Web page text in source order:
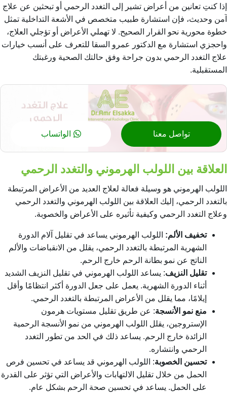
إذا كنتِ تعانين من أعراض تشير إلى التغدد الرحمي أو تبحثين عن علاج
آمن وحديث، فإن استشارة طبيب متخصص في الأشعة التداخلية تمثل
خطوة محورية نحو القرار الصحيح. لا تهملي الأعراض أو تؤجلي العلاج،
واحجزي استشارة مع الدكتور عمرو السقا للتعرف على أنسب خيارات
علاج التغدد الرحمي بدون جراحة وفق حالتك الصحية ورغبتك
المستقبلية.
تواصل معنا الواتساب
العلاقة بين اللولب الهرموني والتغدد الرحمي
اللولب الهرموني هو وسيلة فعالة لعلاج العديد من الأعراض المرتبطة
بالتغدد الرحمي، إليك العلاقة بين اللولب الهرموني والتغدد الرحمي
وعلاج التغدد الرحمي وكيفية تأثيره على الأعراض والخصوبة.
تخفيف الألم: اللولب الهرموني يساعد في تقليل آلام الدورة
الشهرية المرتبطة بالتغدد الرحمي، يقلل من الانقباضات والألم
الناتج عن نمو بطانة الرحم خارج الرحم.
تقليل النزيف: يساعد اللولب الهرموني في تقليل النزيف الشديد
أثناء الدورة الشهرية. يعمل على جعل الدورة أكثر انتظامًا وأقل
إيلامًا، مما يقلل من الأعراض المرتبطة بالتغدد الرحمي.
منع نمو الأنسجة: عن طريق تقليل مستويات هرمون
الإستروجين، يقلل اللولب الهرموني من نمو الأنسجة الرحمية
الزائدة خارج الرحم. يساعد ذلك في الحد من تطور التغدد
الرحمي وانتشاره.
تحسين الخصوبة: اللولب الهرموني قد يساعد في تحسين فرص
الحمل من خلال تقليل الالتهابات والأعراض التي تؤثر على القدرة
على الحمل. يساعد في تحسين صحة الرحم بشكل عام.